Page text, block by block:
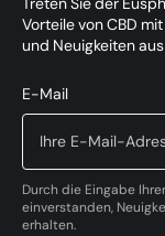
Vorteile von CBD
und Neuigkeiten
E-Mail
Durch die Eingabe
einverstanden,
erhalten.